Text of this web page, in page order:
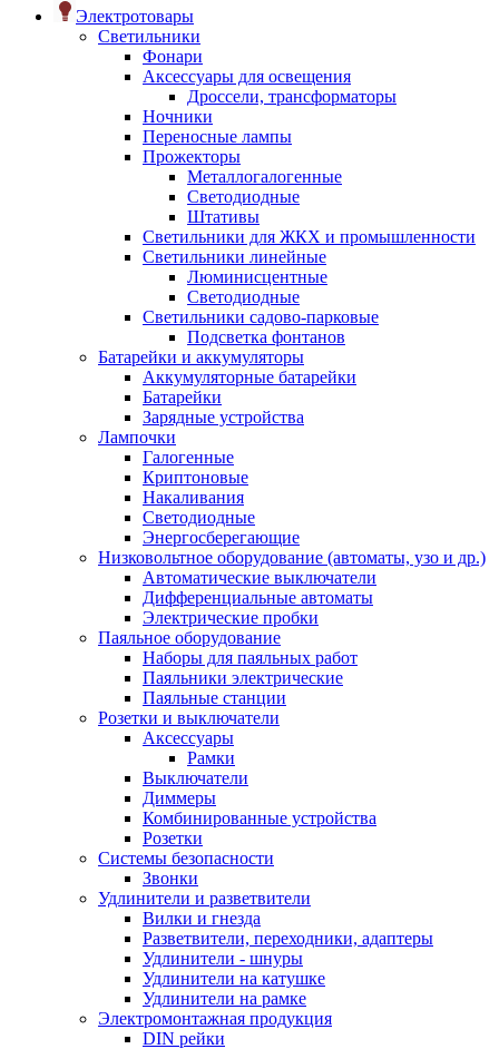
Электротовары
Светильники
Фонари
Аксессуары для освещения
Дроссели, трансформаторы
Ночники
Переносные лампы
Прожекторы
Металлогалогенные
Светодиодные
Штативы
Светильники для ЖКХ и промышленности
Светильники линейные
Люминисцентные
Светодиодные
Светильники садово-парковые
Подсветка фонтанов
Батарейки и аккумуляторы
Аккумуляторные батарейки
Батарейки
Зарядные устройства
Лампочки
Галогенные
Криптоновые
Накаливания
Светодиодные
Энергосберегающие
Низковольтное оборудование (автоматы, узо и др.)
Автоматические выключатели
Дифференциальные автоматы
Электрические пробки
Паяльное оборудование
Наборы для паяльных работ
Паяльники электрические
Паяльные станции
Розетки и выключатели
Аксессуары
Рамки
Выключатели
Диммеры
Комбинированные устройства
Розетки
Системы безопасности
Звонки
Удлинители и разветвители
Вилки и гнезда
Разветвители, переходники, адаптеры
Удлинители - шнуры
Удлинители на катушке
Удлинители на рамке
Электромонтажная продукция
DIN рейки